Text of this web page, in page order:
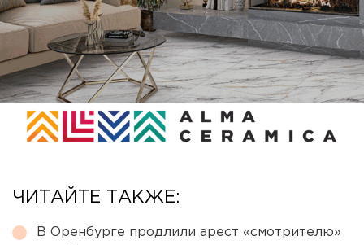
ЧИТАЙТЕ ТАКЖЕ:
В Оренбурге продлили арест «смотрителю»